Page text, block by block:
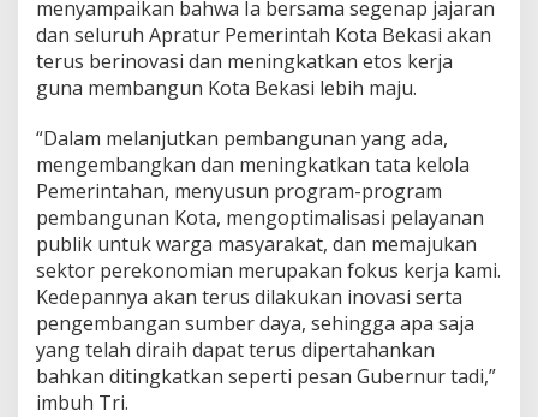
menyampaikan bahwa Ia bersama segenap jajaran
dan seluruh Apratur Pemerintah Kota Bekasi akan
terus berinovasi dan meningkatkan etos kerja
guna membangun Kota Bekasi lebih maju.
“Dalam melanjutkan pembangunan yang ada,
mengembangkan dan meningkatkan tata kelola
Pemerintahan, menyusun program-program
pembangunan Kota, mengoptimalisasi pelayanan
publik untuk warga masyarakat, dan memajukan
sektor perekonomian merupakan fokus kerja kami.
Kedepannya akan terus dilakukan inovasi serta
pengembangan sumber daya, sehingga apa saja
yang telah diraih dapat terus dipertahankan
bahkan ditingkatkan seperti pesan Gubernur tadi,”
imbuh Tri.